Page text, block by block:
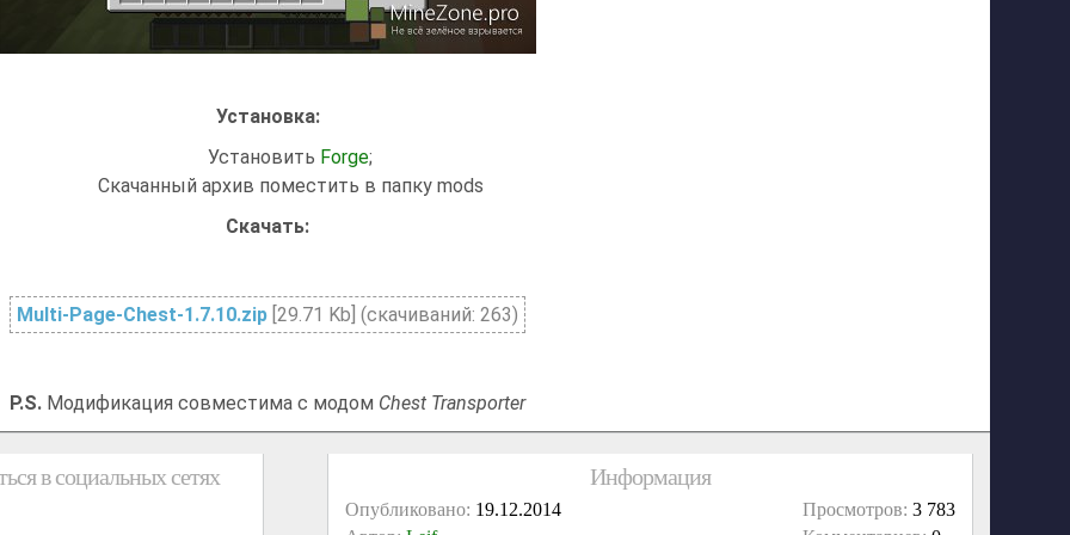
Установка:
Установить Forge;
Cкачанный архив поместить в папку mods
Cкачать:
Multi-Page-Chest-1.7.10.zip [29.71 Kb] (cкачиваний: 263)
P.S. Модификация совместима с модом Chest Transporter
в социальных сетях Информация
Просмотров: 3 783
Опубликовано: 19.12.2014